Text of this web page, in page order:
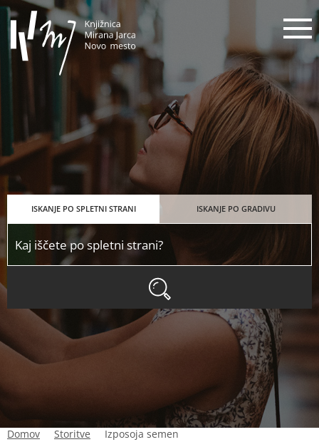
Knjižnica Mirana Jarca Novo
ISKANJE PO SPLETNI STRANI ISKANJE PO GRADIVU
ISKANJE
Domov Storitve Izposoja semen